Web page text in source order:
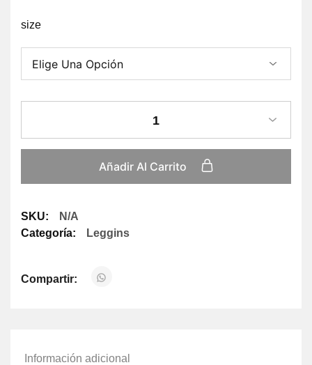
size
1
Añadir Al Carrito
SKU:
N/A
Categoría:
Leggins
Compartir:
Información adicional